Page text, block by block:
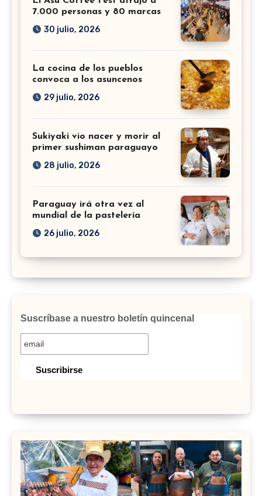
7.000 personas y 80 marcas
30 julio, 2026
La cocina de los pueblos
convoca a los asuncenos
29 julio, 2026
Sukiyaki vio nacer y morir al
primer sushiman paraguayo
28 julio, 2026
Paraguay irá otra vez al
mundial de la pastelería
26 julio, 2026
Suscríbase a nuestro boletín quincenal